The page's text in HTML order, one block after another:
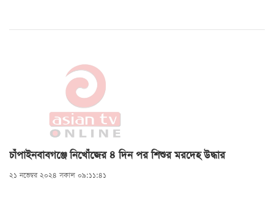
চাঁপাইনবাবগঞ্জে নিখোঁজের ৪ দিন পর শিশুর মরদেহ উদ্ধার
২১ নভেম্বর ২০২৪ সকাল ০৯:১১:৪১